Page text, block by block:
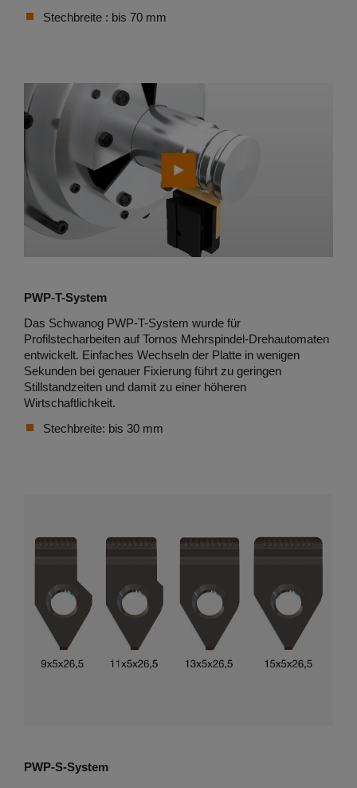
Stechbreite : bis 70 mm
PWP-T-System
Das Schwanog PWP-T-System wurde für
Profilstecharbeiten auf Tornos Mehrspindel-Drehautomaten
entwickelt. Einfaches Wechseln der Platte in wenigen
Sekunden bei genauer Fixierung führt zu geringen
Stillstandzeiten und damit zu einer höheren
Wirtschaftlichkeit.
Stechbreite: bis 30 mm
PWP-S-System